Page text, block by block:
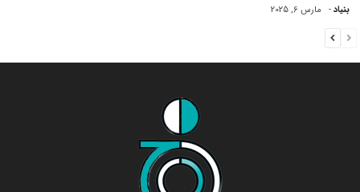
بنیاد- مارس 6, 2025